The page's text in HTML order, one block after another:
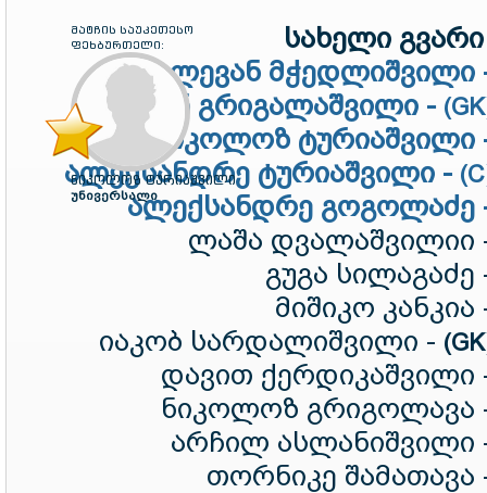
მატჩის საუკეთესო
ფეხბურთელი:
ნიკოლოზ ტურიაშვილი
უნივერსალი
სახელი გვარი
ლევან მჭედლიშვილი
ლევან გრიგალაშვილი -
ნიკოლოზ ტურიაშვილი
ალექსანდრე ტურიაშვილი -
ალექსანდრე გოგოლაძე
ლაშა დვალაშვილიი
გუგა
მიშიკო
იაკობ სარდალიშვილი -
დავით ქერდიკაშვილი
ნიკოლოზ გრიგოლავა
არჩილ ასლანიშვილი
თორნიკე შამათავა